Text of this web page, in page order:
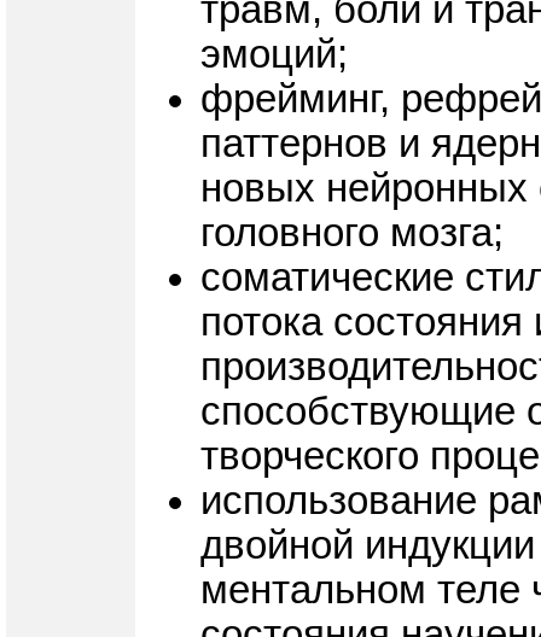
травм, боли и
эмоций;
фрейминг,
паттернов и
новых нейронных
головного мозга;
соматические
потока
способствующие
творческого
использование
двойной
ментальном теле